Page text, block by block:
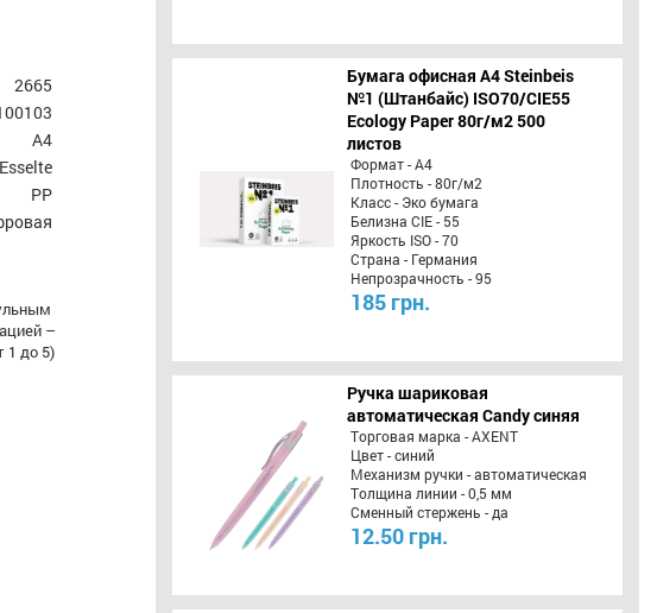
2665
А4
Esselte
PP
–
1 до 5)
Бумага офисная A4 Steinbeis
№1 (Штанбайс) ISO70/СІЕ55
Ecology Paper 80г/м2 500
листов
Формат - А4
Плотность - 80г/м2
Класс - Эко бумага
Белизна CIE - 55
Яркость ISO - 70
Страна - Германия
Непрозрачность - 95
185 грн.
Ручка шариковая
автоматическая Candy синяя
Торговая марка - AXENT
Цвет - синий
Механизм ручки - автоматическая
Толщина линии - 0,5 мм
Сменный стержень - да
12.50 грн.